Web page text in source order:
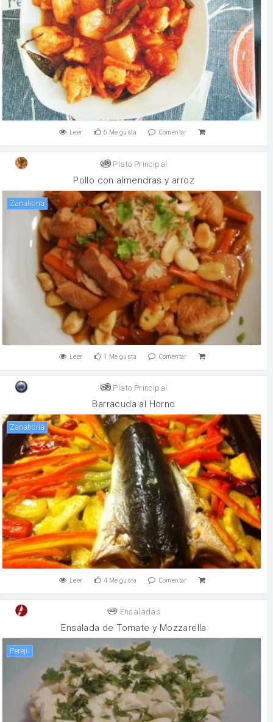
Leer 6 Me gusta Comentar
Plato Principal
Pollo con almendras y arroz
zanahoria
Leer 1 Me gusta Comentar
Plato Principal
Barracuda al Horno
zanahoria
Leer 4 Me gusta Comentar
Ensaladas
Ensalada de Tomate y Mozzarella
perejil